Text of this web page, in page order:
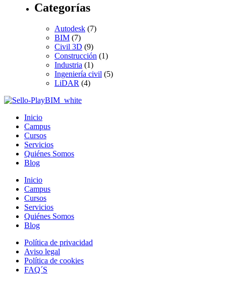
Categorías
Autodesk (7)
BIM (7)
Civil 3D (9)
Construcción (1)
Industria (1)
Ingeniería civil (5)
LiDAR (4)
Inicio
Campus
Cursos
Servicios
Quiénes Somos
Blog
Inicio
Campus
Cursos
Servicios
Quiénes Somos
Blog
Política de privacidad
Aviso legal
Política de cookies
FAQ´S